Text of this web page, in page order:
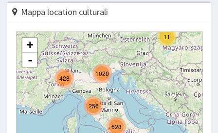
Mappa location culturali